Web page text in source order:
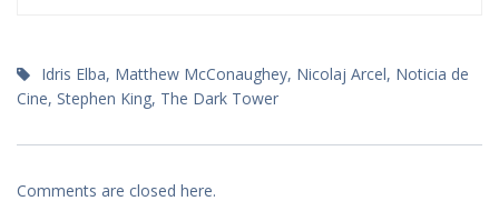
Idris Elba, Matthew McConaughey, Nicolaj Arcel, Noticia de
Cine, Stephen King, The Dark Tower
Comments are closed here.